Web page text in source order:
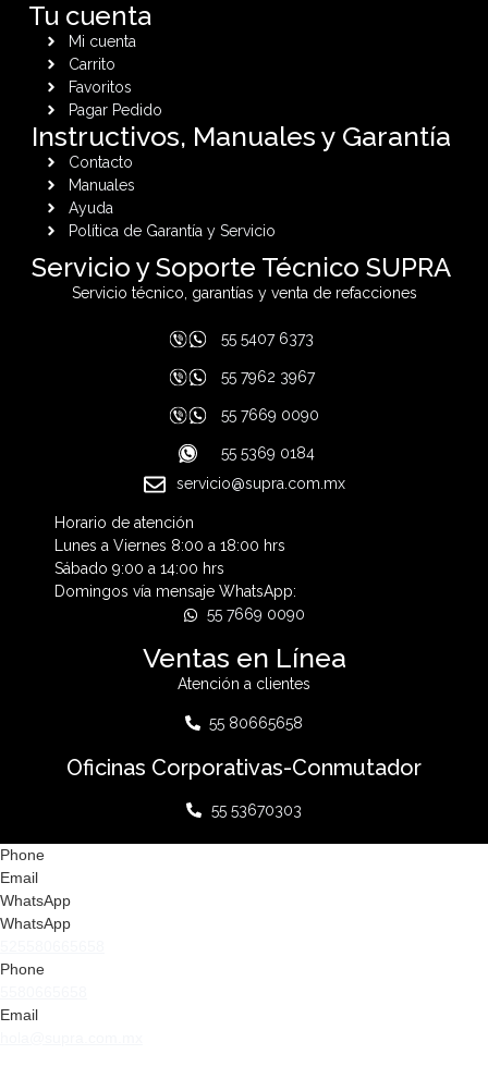
Tu cuenta
Mi cuenta
Carrito
Favoritos
Pagar Pedido
Instructivos, Manuales y Garantía
Contacto
Manuales
Ayuda
Política de Garantía y Servicio
Servicio y Soporte Técnico SUPRA
Servicio técnico, garantías y venta de refacciones
55 5407 6373
55 7962 3967
55 7669 0090
55 5369 0184
servicio@supra.com.mx
Horario de atención
Lunes a Viernes 8:00 a 18:00 hrs
Sábado 9:00 a 14:00 hrs
Domingos vía mensaje WhatsApp:
55 7669 0090
Ventas en Línea
Atención a clientes
55 80665658
Oficinas Corporativas-Conmutador
55 53670303
Phone
Email
WhatsApp
WhatsApp
Phone
Email